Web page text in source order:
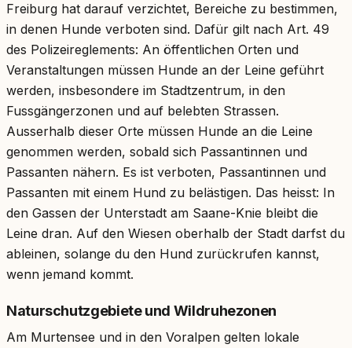
Freiburg hat darauf verzichtet, Bereiche zu bestimmen,
in denen Hunde verboten sind. Dafür gilt nach Art. 49
des Polizeireglements: An öffentlichen Orten und
Veranstaltungen müssen Hunde an der Leine geführt
werden, insbesondere im Stadtzentrum, in den
Fussgängerzonen und auf belebten Strassen.
Ausserhalb dieser Orte müssen Hunde an die Leine
genommen werden, sobald sich Passantinnen und
Passanten nähern. Es ist verboten, Passantinnen und
Passanten mit einem Hund zu belästigen. Das heisst: In
den Gassen der Unterstadt am Saane-Knie bleibt die
Leine dran. Auf den Wiesen oberhalb der Stadt darfst du
ableinen, solange du den Hund zurückrufen kannst,
wenn jemand kommt.
Naturschutzgebiete und Wildruhezonen
Am Murtensee und in den Voralpen gelten lokale